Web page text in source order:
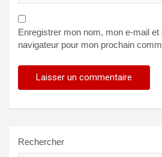
Enregistrer mon nom, mon e-mail
navigateur pour mon prochain
Rechercher